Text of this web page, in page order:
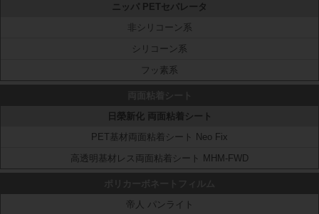
ニッパ PETセパレータ
非シリコーン系
シリコーン系
フッ素系
日榮新化 両面粘着シート
PET基材両面粘着シート Neo Fix
高透明基材レス両面粘着シート MHM-FWD
帝人 パンライト